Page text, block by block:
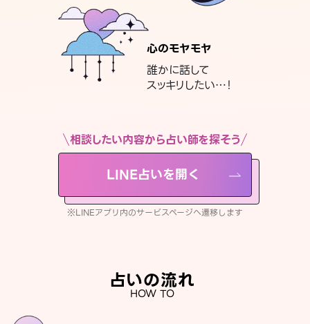
心のモヤモヤ
誰かに話して
スッキリしたい…！
相談したい内容から占い師を探そう
LINE占いを開く
※LINEアプリ内のサービスページへ遷移します
占いの流れ
HOW TO